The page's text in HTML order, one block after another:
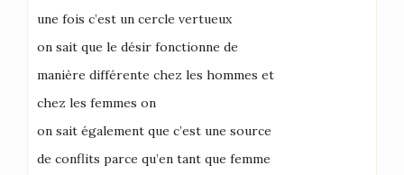
une fois c’est un cercle vertueux
on sait que le désir fonctionne de
manière différente chez les hommes et
chez les femmes on
on sait également que c’est une source
de conflits parce qu’en tant que femme